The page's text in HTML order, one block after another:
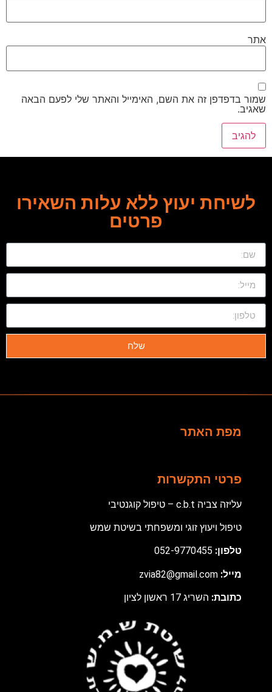
אתר
שמור בדפדפן זה את השם, האימייל והאתר שלי לפעם הבאה
שאגיב.
לשיחת יעוץ ללא עלות השאירו
פרטים
שלח
מפת האתר
פרטי התקשרות
עליזה צביה c.b.t – טיפול קוגנטיבי
טיפול ויעוץ זוגי ומשפחתי בשיטת שמש
טלפון:
מייל:
כתובת: השריג 17 ראשון לציון